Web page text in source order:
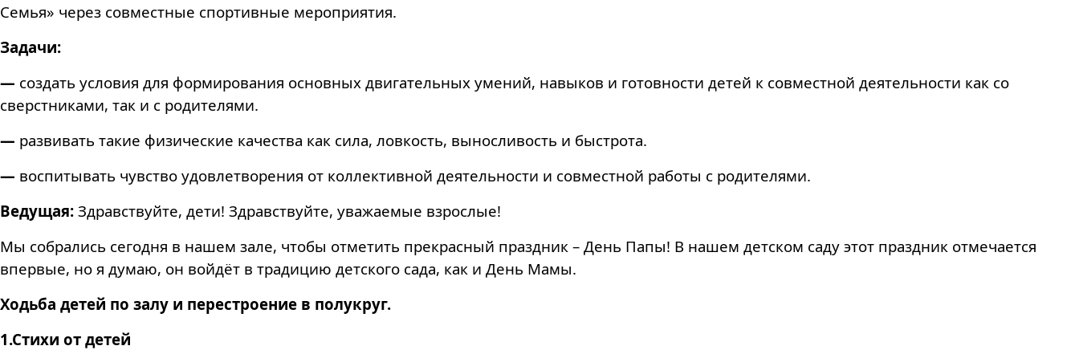
Семья» через совместные спортивные мероприятия.
Задачи:
— создать условия для формирования основных двигательных умений, навыков и готовности детей к совместной деятельности как со
сверстниками, так и с родителями.
— развивать такие физические качества как сила, ловкость, выносливость и быстрота.
— воспитывать чувство удовлетворения от коллективной деятельности и совместной работы с родителями.
Ведущая: Здравствуйте, дети! Здравствуйте, уважаемые взрослые!
Мы собрались сегодня в нашем зале, чтобы отметить прекрасный праздник – День Папы! В нашем детском саду этот праздник отмечается
впервые, но я думаю, он войдёт в традицию детского сада, как и День Мамы.
Ходьба детей по залу и перестроение в полукруг.
1.Стихи от детей